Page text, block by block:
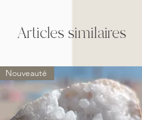
Articles similaires
Nouveauté